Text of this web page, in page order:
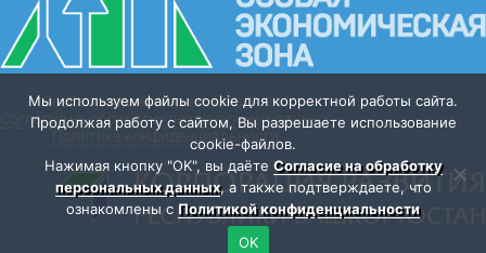
Особая экономическая зона “Алга”
Согласие на обработку персональных данных
Политика конфиденциальности
Мы используем файлы cookie для корректной работы сайта.
Продолжая работу с сайтом, Вы разрешаете использование
cookie-файлов.
Нажимая кнопку "OK", вы даёте Согласие на обработку
персональных данных, а также подтверждаете, что
ознакомлены с Политикой конфиденциальности
OK